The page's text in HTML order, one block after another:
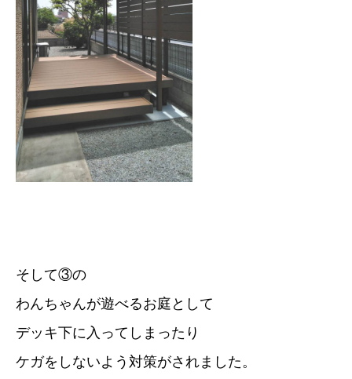
そして③の
わんちゃんが遊べるお庭として
デッキ下に入ってしまったり
ケガをしないよう対策がされました。